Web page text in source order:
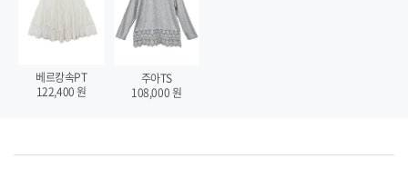
베르캉속PT
122,400원
주아TS
108,000원